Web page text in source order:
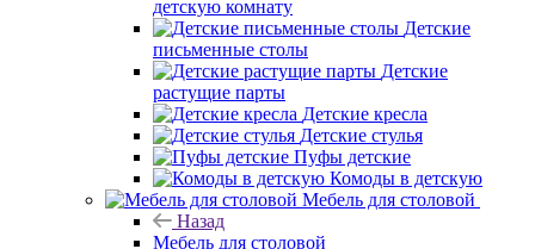
детскую комнату
Детские
письменные столы
Детские
растущие парты
Детские кресла
Детские стулья
Пуфы детские
Комоды в детскую
Мебель для столовой
Назад
Мебель для столовой